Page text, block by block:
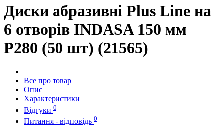
Диски абразивні Plus Line на
6 отворів INDASA 150 мм
P280 (50 шт) (21565)
Все про товар
Опис
Характеристики
Відгуки 0
Питання - відповідь 0